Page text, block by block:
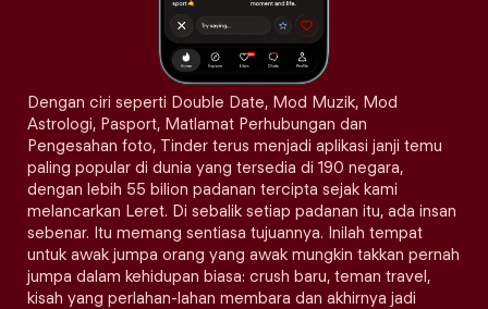
Dengan ciri seperti Double Date, Mod Muzik, Mod
Astrologi, Pasport, Matlamat Perhubungan dan
Pengesahan foto, Tinder terus menjadi aplikasi janji temu
paling popular di dunia yang tersedia di 190 negara,
dengan lebih 55 bilion padanan tercipta sejak kami
melancarkan Leret. Di sebalik setiap padanan itu, ada insan
sebenar. Itu memang sentiasa tujuannya. Inilah tempat
untuk awak jumpa orang yang awak mungkin takkan pernah
jumpa dalam kehidupan biasa: crush baru, teman travel,
kisah yang perlahan-lahan membara dan akhirnya jadi